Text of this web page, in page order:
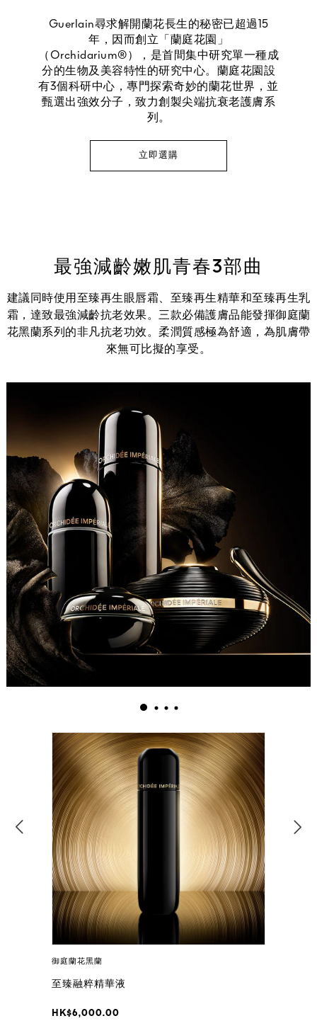
Guerlain尋求解開蘭花長生的秘密已超過15
年，因而創立「蘭庭花園」
（Orchidarium®），是首間集中研究單一種成
分的生物及美容特性的研究中心。蘭庭花園設
有3個科研中心，專門探索奇妙的蘭花世界，並
甄選出強效分子，致力創製尖端抗衰老護膚系
列。
立即選購
最強減齡嫩肌青春3部曲
建議同時使用至臻再生眼唇霜、至臻再生精華和至臻再生乳
霜，達致最強減齡抗老效果。三款必備護膚品能發揮御庭蘭
花黑蘭系列的非凡抗老功效。柔潤質感極為舒適，為肌膚帶
來無可比擬的享受。
御庭蘭花黑蘭
至臻融粹精華液
HK$6,000.00